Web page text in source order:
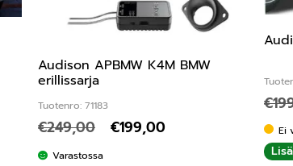
Audison APBMW K4M BMW
erillissarja
Tuotenro: 71183
€249,00 €199,00
Varastossa
€
Ei